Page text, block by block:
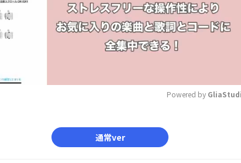
Powered by
通常ver